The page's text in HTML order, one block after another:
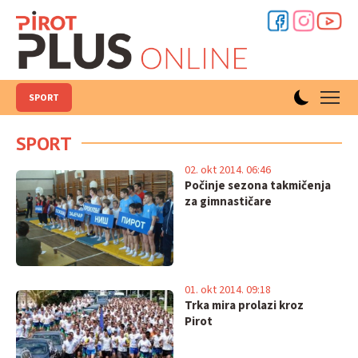
SPORT
SPORT
Počinje sezona takmičenja
za gimnastičare
02. okt 2014. 06:46
Trka mira prolazi kroz
Pirot
01. okt 2014. 09:18